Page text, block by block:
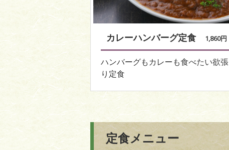
カレーハンバーグ定食 1,860円
ハンバーグもカレーも食べたい欲張
り定食
定食メニュー